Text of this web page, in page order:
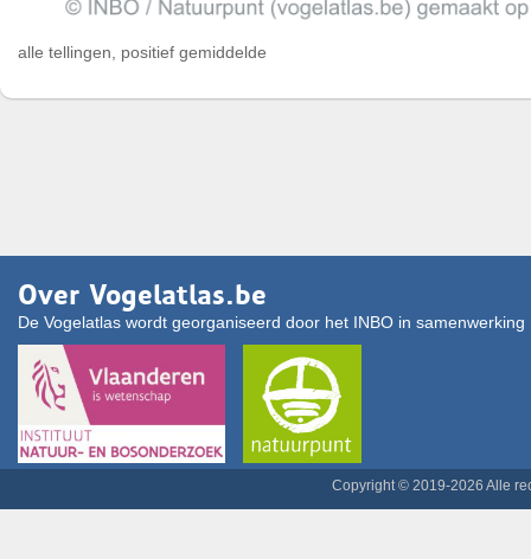
alle tellingen, positief gemiddelde
Over Vogelatlas.be
De Vogelatlas wordt georganiseerd door het INBO in
Copyright © 2019-2026 Alle